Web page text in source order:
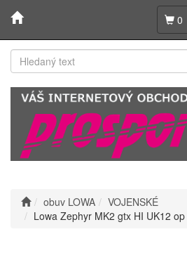
0
obuv LOWA
VOJENSKÉ
Lowa Zephyr MK2 gtx HI UK12 op